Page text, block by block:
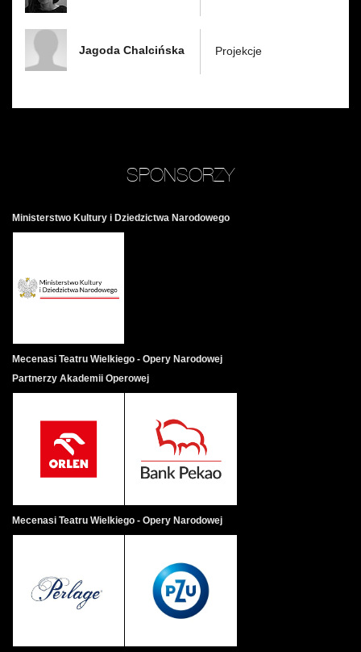
Jagoda Chalcińska Projekcje
SPONSORZY
Ministerstwo Kultury i Dziedzictwa Narodowego
Mecenasi Teatru Wielkiego - Opery Narodowej
Partnerzy Akademii Operowej
Mecenasi Teatru Wielkiego - Opery Narodowej